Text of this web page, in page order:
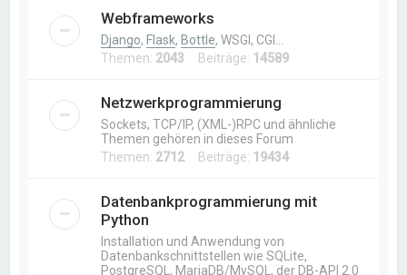
Webframeworks
Django, Flask, Bottle, WSGI, CGI…
Themen: 2043 Beiträge: 14589
Netzwerkprogrammierung
Sockets, TCP/IP, (XML-)RPC und ähnliche
Themen gehören in dieses Forum
Themen: 2712Beiträge: 19434
Datenbankprogrammierung mit
Python
Installation und Anwendung von
Datenbankschnittstellen wie SQLite,
PostgreSQL, MariaDB/MySQL, der DB-API 2.0